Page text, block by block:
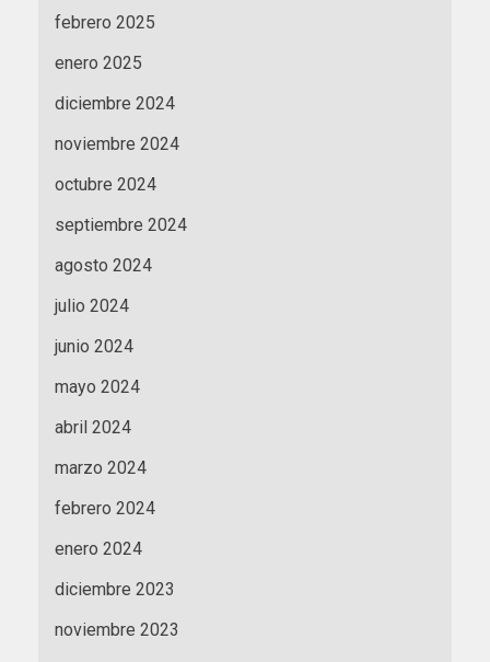
febrero 2025
enero 2025
diciembre 2024
noviembre 2024
octubre 2024
septiembre 2024
agosto 2024
julio 2024
junio 2024
mayo 2024
abril 2024
marzo 2024
febrero 2024
enero 2024
diciembre 2023
noviembre 2023